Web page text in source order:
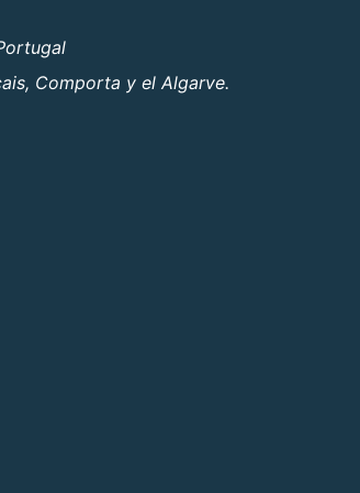
Comporta y el Algarve.